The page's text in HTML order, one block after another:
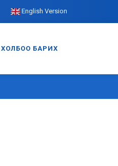
English Version
ХОЛБОО БАРИХ